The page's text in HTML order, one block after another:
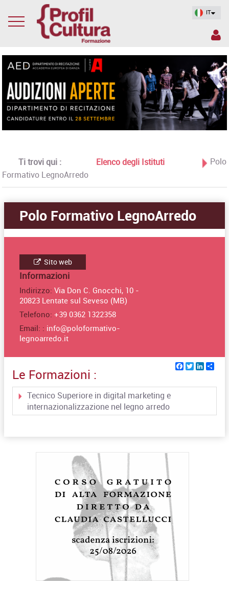
IT
Ti trovi qui : Elenco degli Istituti
Polo
Formativo LegnoArredo
Polo Formativo LegnoArredo
Sito web
Informazioni
Indirizzo:Via Don C. Gnocchi, 10 -
20823 Lentate sul Seveso (MB)
Telefono:+39 0362 1322358
Email: : info@poloformativo-
legnoarredo.it
Facebook
Twitter
Le Formazioni :
Tecnico Superiore in digital marketing e
internazionalizzazione nel legno arredo